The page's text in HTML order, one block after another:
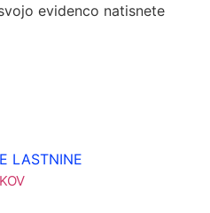
evidenco natisnete
LASTNINE